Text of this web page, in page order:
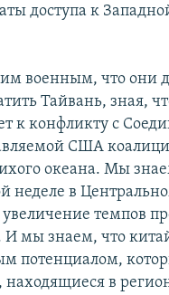
доступа к
военным, что они
Тайвань, зная,
к конфликту с
США
океана. Мы
неделе в
темпов
И мы знаем, что
потенциалом,
в